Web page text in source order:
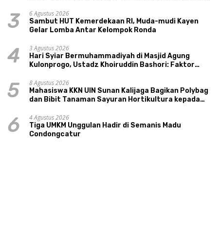
3
6 Agustus 2026
Sambut HUT Kemerdekaan RI, Muda-mudi Kayen
Gelar Lomba Antar Kelompok Ronda
4
3 Agustus 2026
Hari Syiar Bermuhammadiyah di Masjid Agung
Kulonprogo, Ustadz Khoiruddin Bashori: Faktor
5
8 Agustus 2026
Mahasiswa KKN UIN Sunan Kalijaga Bagikan Polybag
dan Bibit Tanaman Sayuran Hortikultura kepada
6
4 Agustus 2026
Tiga UMKM Unggulan Hadir di Semanis Madu
Condongcatur